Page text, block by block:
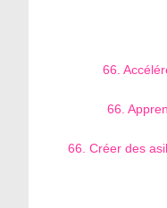
66.
66.
66. Créer des